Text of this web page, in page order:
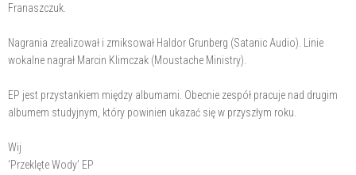
Franaszczuk.
Nagrania zrealizował i zmiksował Haldor Grunberg (Satanic Audio). Linie
wokalne nagrał Marcin Klimczak (Moustache Ministry).
EP jest przystankiem między albumami. Obecnie zespół pracuje nad drugim
albumem studyjnym, który powinien ukazać się w przyszłym roku.
Wij
‘Przeklęte Wody’ EP